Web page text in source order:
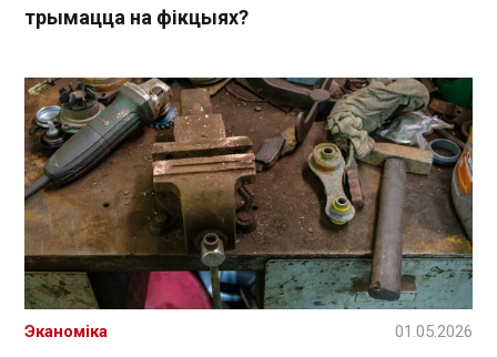
трымацца на фікцыях?
Эканоміка 01.05.2026